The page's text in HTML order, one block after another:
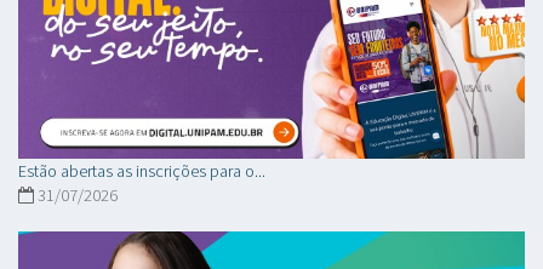
Estão abertas as inscrições para o...
31/07/2026